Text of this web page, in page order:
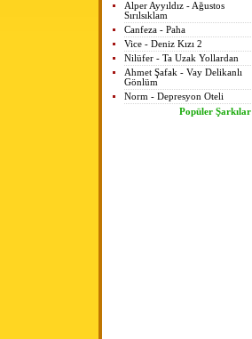
Alper Ayyıldız - Ağustos
Sırılsıklam
Canfeza - Paha
Vice - Deniz Kızı 2
Nilüfer - Ta Uzak Yollardan
Ahmet Şafak - Vay Delikanlı
Gönlüm
Norm - Depresyon Oteli
Popüler Şarkılar